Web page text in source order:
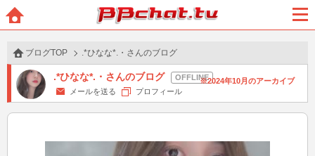
BBchatTV
ブログTOP .*ひなな*.・さんのブログ
.*ひなな*.・さんのブログ
2024年10月のアーカイブ
メールを送る
プロフィール